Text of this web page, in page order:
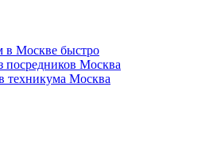
в Москве быстро
посредников Москва
техникума Москва